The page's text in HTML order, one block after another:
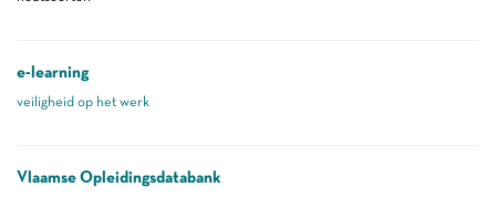
e-learning
veiligheid op het werk
Vlaamse Opleidingsdatabank